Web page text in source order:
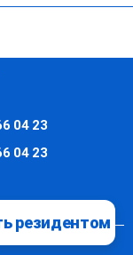
04 23
04 23
резидентом